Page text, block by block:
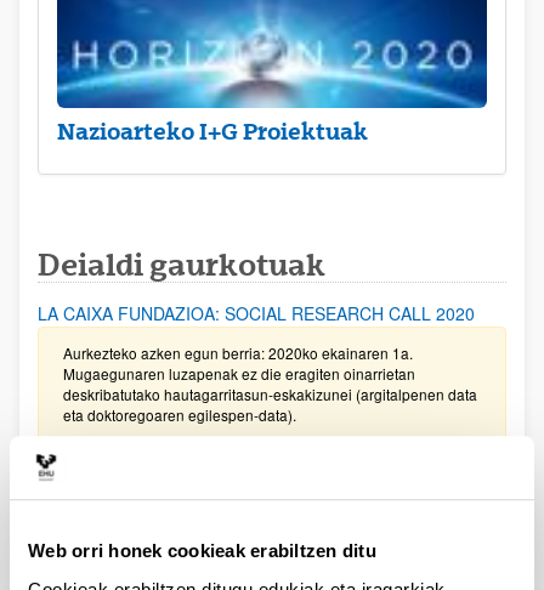
Web orri honek cookieak erabiltzen ditu
Nazioarteko I+G Proiektuak
Deialdi gaurkotuak
LA CAIXA FUNDAZIOA: SOCIAL RESEARCH CALL 2020
Aurkezteko azken egun berria: 2020ko ekainaren 1a.
Mugaegunaren luzapenak ez die eragiten oinarrietan
deskribatutako hautagarritasun-eskakizunei (argitalpenen data
eta doktoregoaren egilespen-data).
Iberdrola Fundazioa: laguntzen deialdia Energia eta
Ingurumen arloetan ikertzeko 2020
dezatela igz.deialdial@ehu.eus helbidera, lehenbailehen.